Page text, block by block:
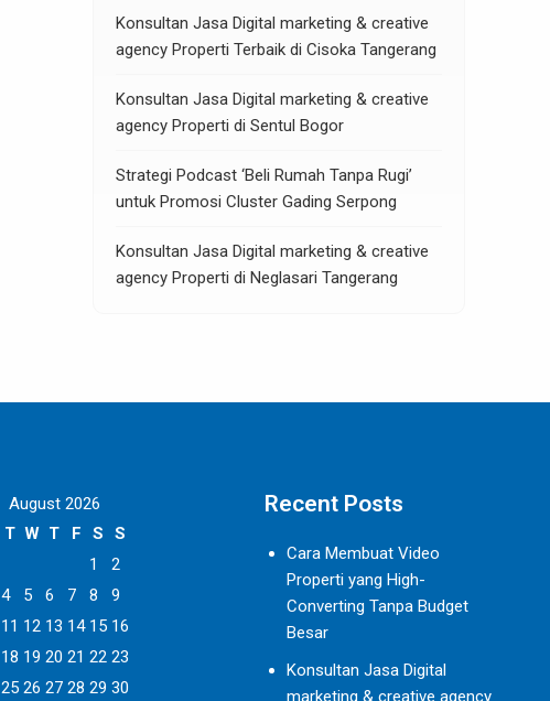
Konsultan Jasa Digital marketing & creative
agency Properti Terbaik di Cisoka Tangerang
Konsultan Jasa Digital marketing & creative
agency Properti di Sentul Bogor
Strategi Podcast ‘Beli Rumah Tanpa Rugi’
untuk Promosi Cluster Gading Serpong
Konsultan Jasa Digital marketing & creative
agency Properti di Neglasari Tangerang
August 2026
T W T F S
S
1
2
4 5 6 7 8
9
11 12 13 14 15 16
18 19 20 21 22 23
25 26 27 28 29 30
Recent Posts
Cara Membuat Video
Properti yang High-
Converting Tanpa Budget
Besar
Konsultan Jasa Digital